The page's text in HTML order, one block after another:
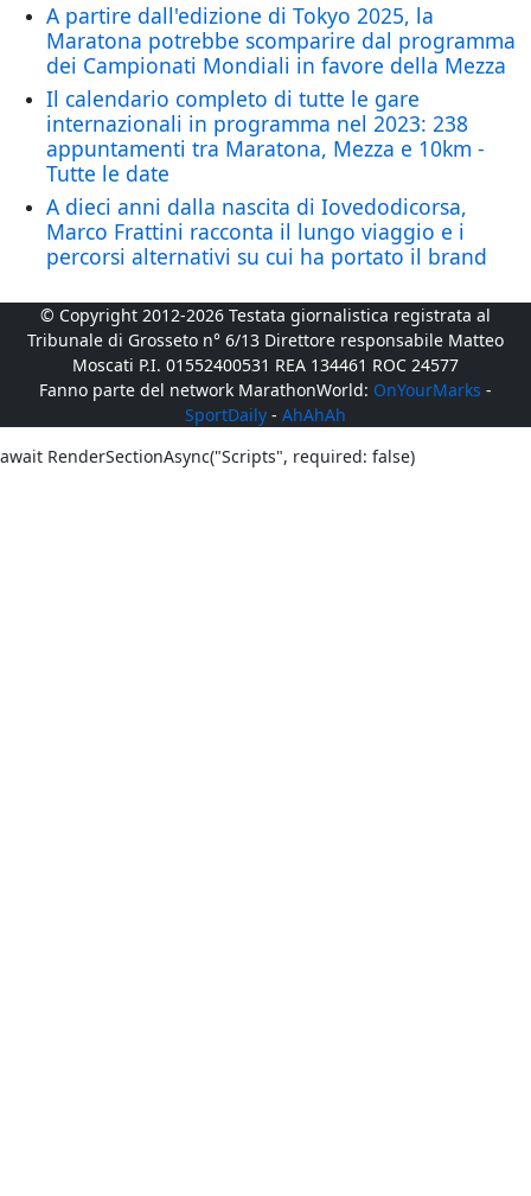
A partire dall'edizione di Tokyo 2025, la
Maratona potrebbe scomparire dal programma
dei Campionati Mondiali in favore della Mezza
Il calendario completo di tutte le gare
internazionali in programma nel 2023: 238
appuntamenti tra Maratona, Mezza e 10km -
Tutte le date
A dieci anni dalla nascita di Iovedodicorsa,
Marco Frattini racconta il lungo viaggio e i
percorsi alternativi su cui ha portato il brand
© Copyright 2012-2026 Testata giornalistica registrata al
Tribunale di Grosseto n° 6/13 Direttore responsabile Matteo
Moscati P.I. 01552400531 REA 134461 ROC 24577
Fanno parte del network MarathonWorld: OnYourMarks -
SportDaily - AhAhAh
await RenderSectionAsync("Scripts", required: false)